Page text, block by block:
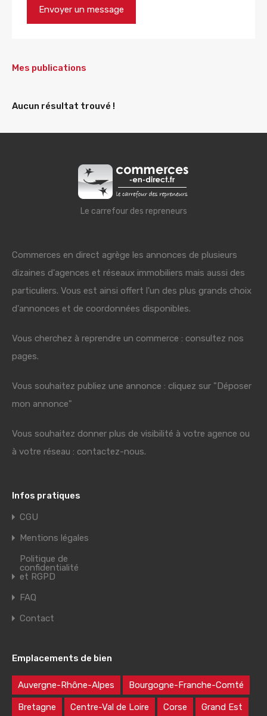
Mes publications
Aucun résultat trouvé !
Le carrefour des repreneurs
Commerces en direct agrège les annonces de plusieurs
dizaines d'agences et réseaux immobiliers mais aussi des
particuliers. Vous est ainsi offert l'un des plus grands choix
d'annonces et de coordonnées disponibles.
Vous cherchez à reprendre un commerce : consultez nos
pages.
Vous souhaitez publiez une annonce : cliquez sur "Déposer
mon annonce"
Vous souhaitez donner plus de visibilité à votre agence ou
à votre réseau : contactez-nous.
Infos pratiques
CGU
Mentions légales
Politique de
confidentialité
et RGPD
FAQ
Contact
Emplacements de bien
Auvergne-Rhône-Alpes Bourgogne-Franche-Comté
Bretagne Centre-Val de Loire Corse Grand Est